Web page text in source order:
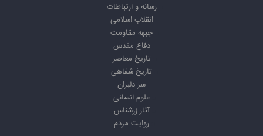
رسانه و ارتباطات
انقلاب اسلامی
جبهه مقاومت
دفاع مقدس
تاریخ معاصر
تاریخ شفاهی
سر دلبران
علوم انسانی
آثار زرشناس
روایت مردم